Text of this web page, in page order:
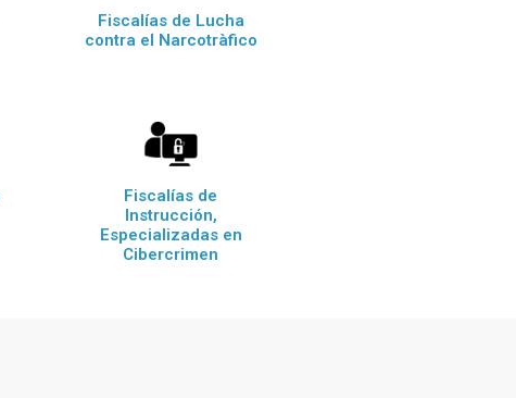
Fiscalías de Lucha
contra el Narcotràfico
Fiscalías de
Instrucción,
Especializadas en
Cibercrimen